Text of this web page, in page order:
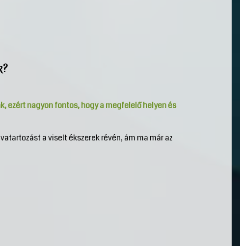
ezért nagyon fontos, hogy a megfelelő helyen és
a viselt ékszerek révén, ám ma már az